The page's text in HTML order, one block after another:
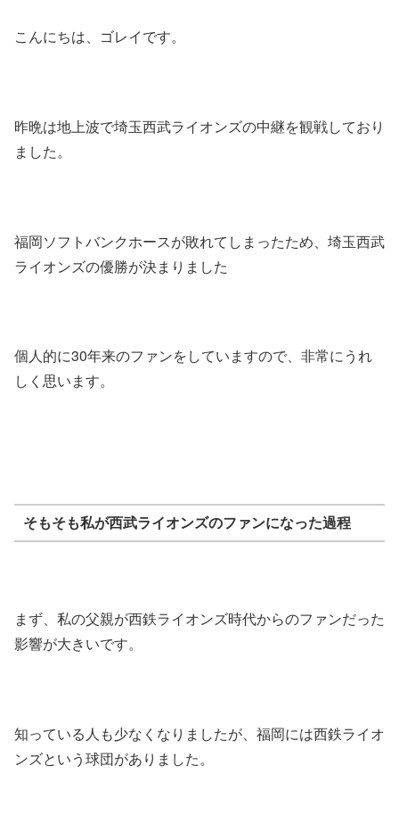
こんにちは、ゴレイです。
昨晩は地上波で埼玉西武ライオンズの中継を観戦しており
ました。
福岡ソフトバンクホースが敗れてしまったため、埼玉西武
ライオンズの優勝が決まりました
個人的に30年来のファンをしていますので、非常にうれ
しく思います。
そもそも私が西武ライオンズのファンになった過程
まず、私の父親が西鉄ライオンズ時代からのファンだった
影響が大きいです。
知っている人も少なくなりましたが、福岡には西鉄ライオ
ンズという球団がありました。